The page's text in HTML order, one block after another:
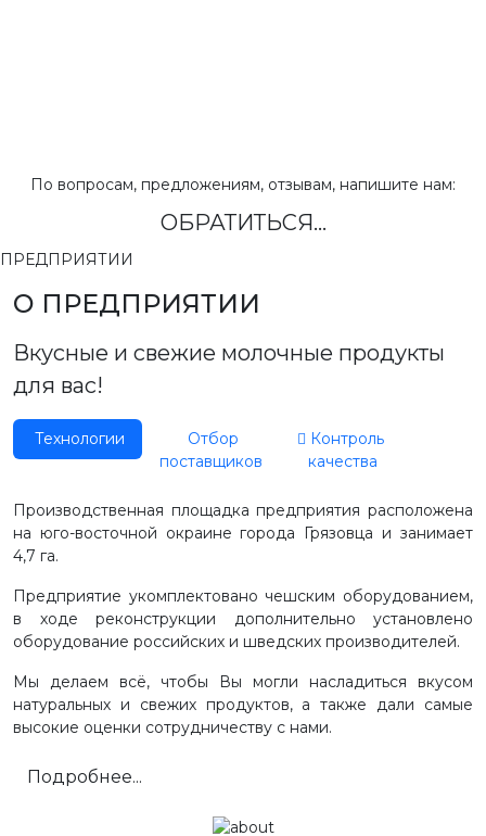
По вопросам, предложениям, отзывам, напишите нам:
ОБРАТИТЬСЯ...
ПРЕДПРИЯТИИ
О ПРЕДПРИЯТИИ
Вкусные и свежие молочные продукты
для вас!
Технологии
Отбор
поставщиков
Контроль
качества
Производственная площадка предприятия расположена
на юго-восточной окраине города Грязовца и занимает
4,7 га.
Предприятие укомплектовано чешским оборудованием,
в ходе реконструкции дополнительно установлено
оборудование российских и шведских производителей.
Мы делаем всё, чтобы Вы могли насладиться вкусом
натуральных и свежих продуктов, а также дали самые
высокие оценки сотрудничеству с нами.
Подробнее...